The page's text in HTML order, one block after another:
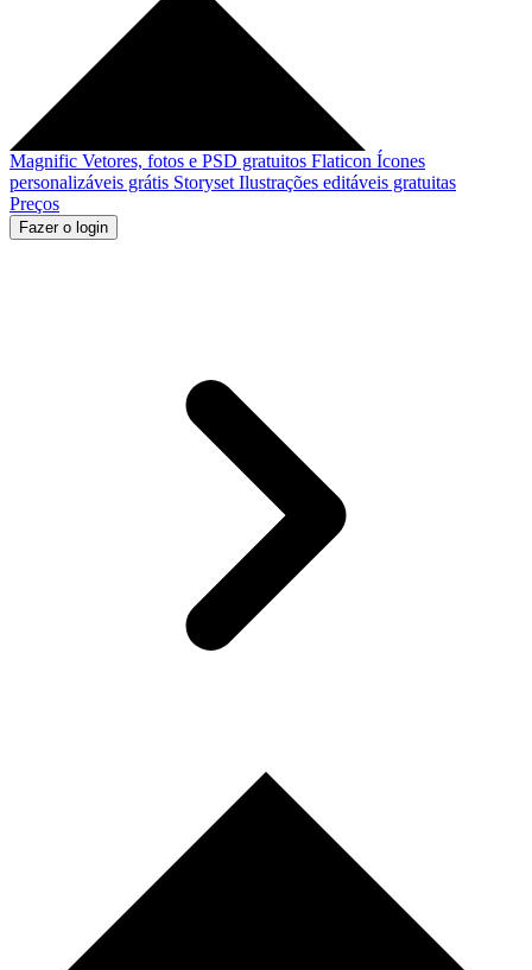
Magnific Vetores, fotos e PSD gratuitos Flaticon Ícones
personalizáveis grátis Storyset Ilustrações editáveis gratuitas
Preços
Fazer o login